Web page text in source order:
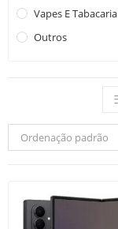
Vapes E Tabacaria
Outros
Ordenação padrão